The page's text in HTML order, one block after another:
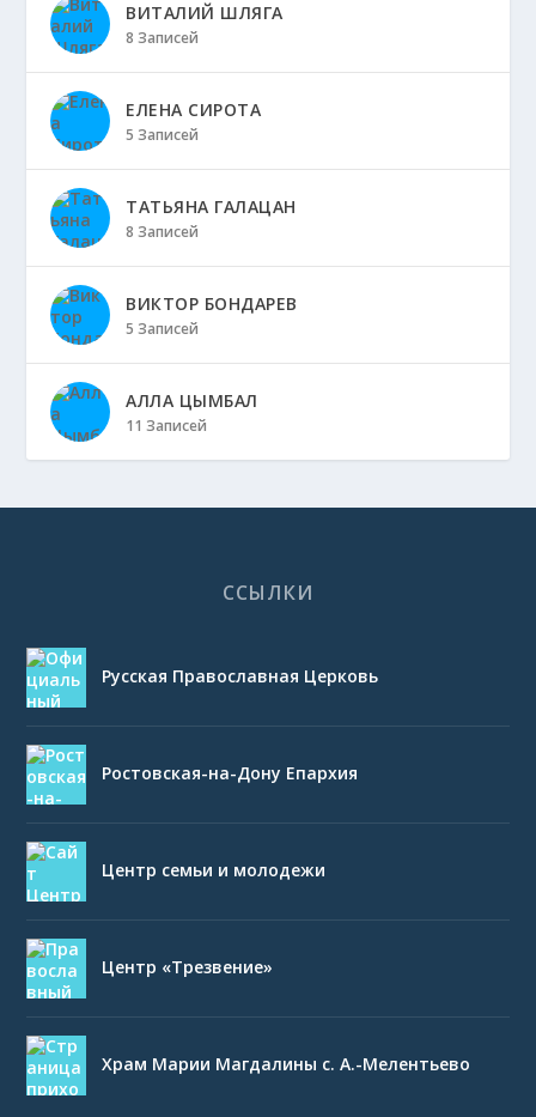
ВИТАЛИЙ ШЛЯГА
8 Записей
ЕЛЕНА СИРОТА
5 Записей
ТАТЬЯНА ГАЛАЦАН
8 Записей
ВИКТОР БОНДАРЕВ
5 Записей
АЛЛА ЦЫМБАЛ
11 Записей
ССЫЛКИ
Русская Православная Церковь
Ростовская-на-Дону Епархия
Центр семьи и молодежи
Центр «Трезвение»
Храм Марии Магдалины с. А.-Мелентьево